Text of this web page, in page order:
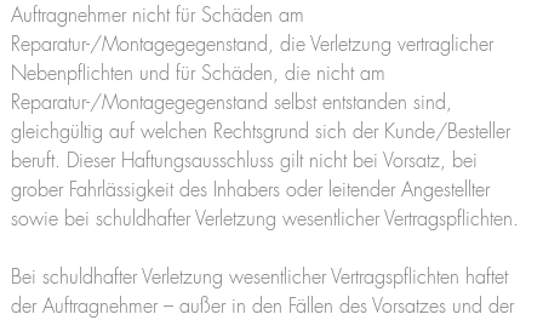
Auftragnehmer nicht für Schäden am
Reparatur-/Montagegegenstand, die Verletzung vertraglicher
Nebenpflichten und für Schäden, die nicht am
Reparatur-/Montagegegenstand selbst entstanden sind,
gleichgültig auf welchen Rechtsgrund sich der Kunde/Besteller
beruft. Dieser Haftungsausschluss gilt nicht bei Vorsatz, bei
grober Fahrlässigkeit des Inhabers oder leitender Angestellter
sowie bei schuldhafter Verletzung wesentlicher Vertragspflichten.
Bei schuldhafter Verletzung wesentlicher Vertragspflichten haftet
der Auftragnehmer – außer in den Fällen des Vorsatzes und der